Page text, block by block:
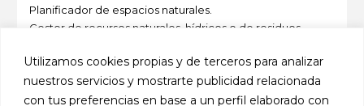
Utilizamos cookies propias y de terceros para analizar
nuestros servicios y mostrarte publicidad relacionada
con tus preferencias en base a un perfil elaborado con
Planificador de espacios naturales.
Gestor de recursos naturales, hídricos o de residuos.
infraestructuras).
Resolución de conflictos ambientales.
Divulgación ambiental.